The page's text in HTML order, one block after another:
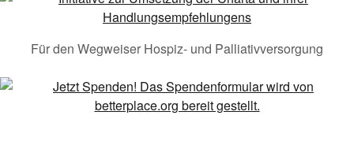
Für den Wegweiser Hospiz- und Palliativversorgung